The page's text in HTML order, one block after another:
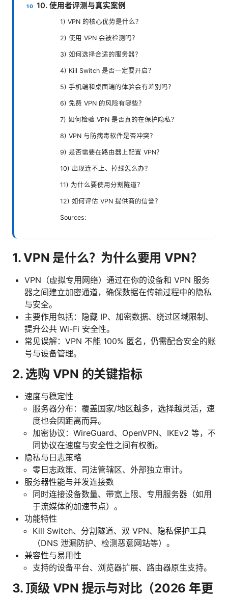
10. 使用者评测与真实案例
1) VPN 的核心优势是什么？
2) 使用 VPN 会被检测吗？
3) 如何选择合适的服务器？
4) Kill Switch 是否一定要开启？
5) 手机端和桌面端的体验会有差别吗？
6) 免费 VPN 的风险有哪些？
7) 如何检验 VPN 是否真的在保护隐私？
8) VPN 与防病毒软件是否冲突？
9) 是否需要在路由器上配置 VPN？
10) 出现连不上、掉线怎么办？
11) 为什么要使用分割隧道？
12) 如何评估 VPN 提供商的信誉？
Sources:
1. VPN 是什么？为什么要用 VPN？
VPN（虚拟专用网络）通过在你的设备和 VPN 服务
器之间建立加密通道，确保数据在传输过程中的隐私
与安全。
主要作用包括：隐藏 IP、加密数据、绕过区域限制、
提升公共 Wi-Fi 安全性。
常见误解：VPN 不能 100% 匿名，仍需配合安全的账
号与设备管理。
2. 选购 VPN 的关键指标
速度与稳定性
服务器分布：覆盖国家/地区越多，选择越灵活，速
度也会因距离而异。
加密协议：WireGuard、OpenVPN、IKEv2 等，不
同协议在速度与安全性之间有权衡。
隐私与日志策略
零日志政策、司法管辖区、外部独立审计。
服务器性能与并发连接数
同时连接设备数量、带宽上限、专用服务器（如用
于流媒体的加速节点）。
功能特性
Kill Switch、分割隧道、双 VPN、隐私保护工具
（DNS 泄漏防护、检测恶意网站等）。
兼容性与易用性
支持的设备平台、浏览器扩展、路由器原生支持。
3. 顶级 VPN 提示与对比（2026 年更